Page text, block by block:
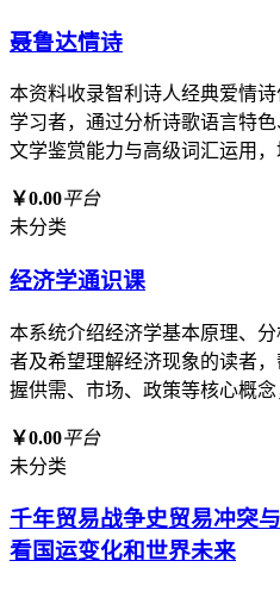
聂鲁达情诗
本资料收录智利诗人经典爱情
学习者，通过分析诗歌语言特
文学鉴赏能力与高级词汇运用
￥0.00平台
未分类
经济学通识课
本系统介绍经济学基本原理、
者及希望理解经济现象的读者
握供需、市场、政策等核心概
￥0.00平台
未分类
千年贸易战争史贸易冲突
看国运变化和世界未来